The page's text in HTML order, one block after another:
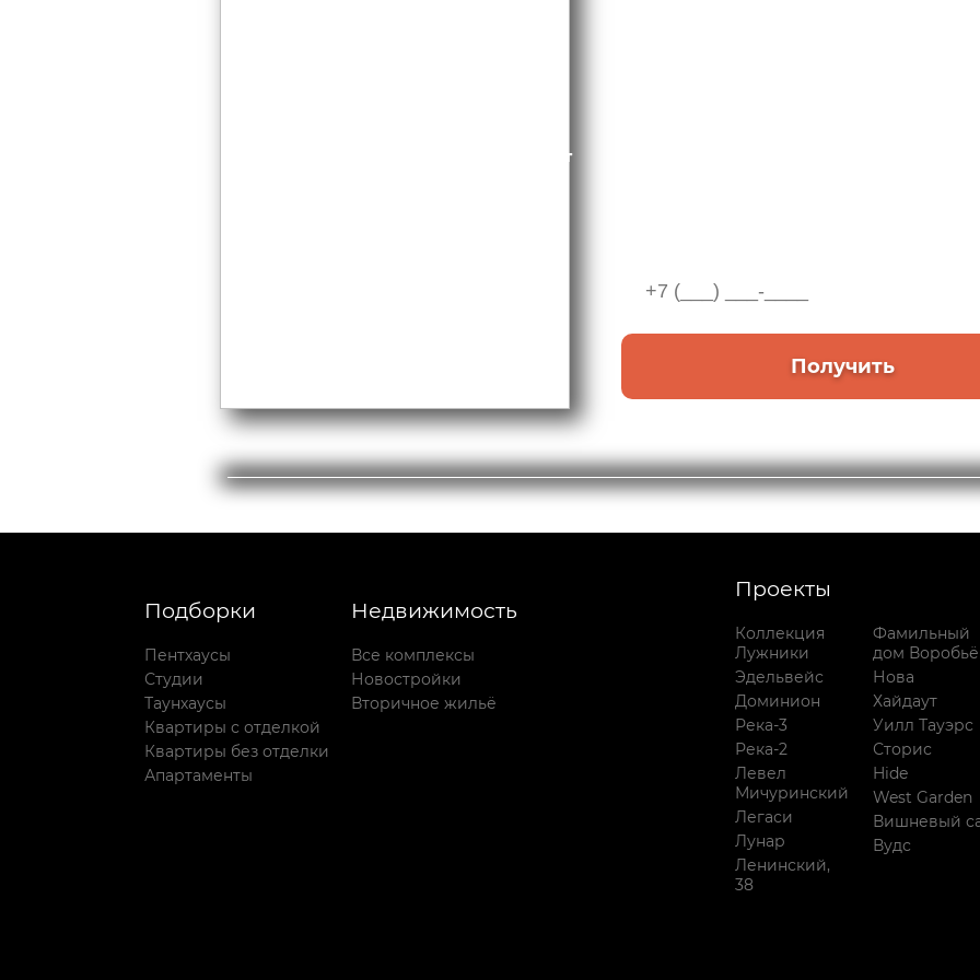
Август
Получить
Подборки
Пентхаусы
Студии
Таунхаусы
Квартиры с отделкой
Квартиры без отделки
Апартаменты
Недвижимость
Все комплексы
Новостройки
Вторичное жильё
Проекты
Коллекция
Лужники
Эдельвейс
Доминион
Река-3
Река-2
Левел
Мичуринский
Легаси
Лунар
Ленинский,
38
Фамильный
дом
Нова
Хайдаут
Уилл Тауэрс
Сторис
Hide
West Garden
Вишневый
Вудс